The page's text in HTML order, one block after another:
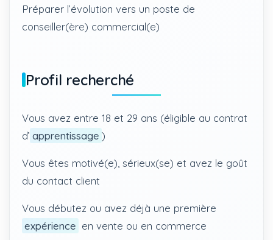
Préparer l’évolution vers un poste de
conseiller(ère) commercial(e)
Profil recherché
Vous avez entre 18 et 29 ans (éligible au contrat
d’ apprentissage )
Vous êtes motivé(e), sérieux(se) et avez le goût
du contact client
Vous débutez ou avez déjà une première
expérience en vente ou en commerce